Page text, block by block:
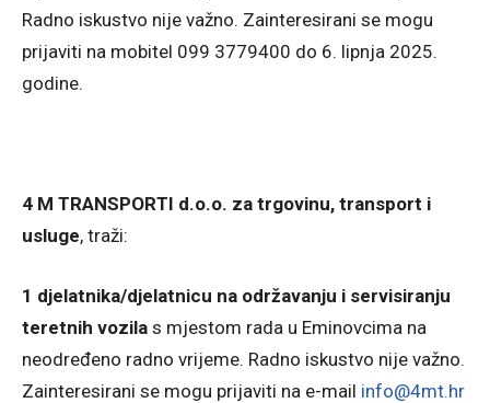
Radno iskustvo nije važno. Zainteresirani se mogu
prijaviti na mobitel 099 3779400 do 6. lipnja 2025.
godine.
4 M TRANSPORTI d.o.o. za trgovinu, transport i
usluge, traži:
1 djelatnika/djelatnicu na održavanju i servisiranju
teretnih vozila s mjestom rada u Eminovcima na
neodređeno radno vrijeme. Radno iskustvo nije važno.
Zainteresirani se mogu prijaviti na e-mail info@4mt.hr